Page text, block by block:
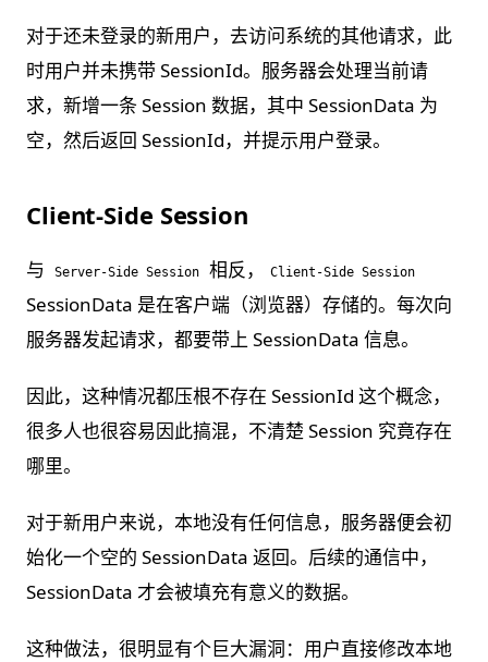
对于还未登录的新用户，去访问系统的其他请求，此
时用户并未携带 SessionId。服务器会处理当前请
求，新增一条 Session 数据，其中 SessionData 为
空，然后返回 SessionId，并提示用户登录。
Client-Side Session
与 Server-Side Session 相反， Client-Side Session
SessionData 是在客户端（浏览器）存储的。每次向
服务器发起请求，都要带上 SessionData 信息。
因此，这种情况都压根不存在 SessionId 这个概念，
很多人也很容易因此搞混，不清楚 Session 究竟存在
哪里。
对于新用户来说，本地没有任何信息，服务器便会初
始化一个空的 SessionData 返回。后续的通信中，
SessionData 才会被填充有意义的数据。
这种做法，很明显有个巨大漏洞：用户直接修改本地